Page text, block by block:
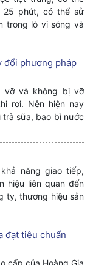
25 phút, có thể sử
trong lò vi sóng và
đổi phương pháp
vỡ và không bị vỡ
rơi. Nên hiện nay
sữa, bao bì nước
năng giao tiếp,
hiệu liên quan đến
ty, thương hiệu sản
đạt tiêu chuẩn
cấp của Hoàng Gia